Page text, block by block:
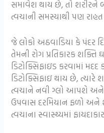
સમાવેશ થાય છે, તો શરીરને
ત્વચાની સમસ્યાથી પણ
જે લોકો અઠવાડિયા કે
તેમની રોગ પ્રતિકારક
ડિટોક્સિફાઇડ કરવામાં
ડિટોક્સિફાઇ થાય છે,
ત્વચાને નવી ગ્લો આપશે
ઉપવાસ દરમિયાન ફળો અને
ત્વચાના સ્વાસ્થ્યમાં